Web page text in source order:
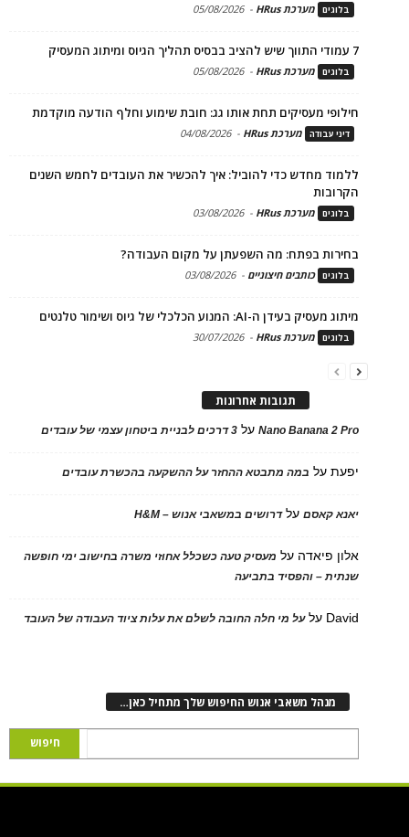
בלוגים מערכת HRus -
05/08/2026
7 עמודי התווך שיש להציב בבסיס תהליך הגיוס ומיתוג המעסיק
בלוגים מערכת HRus -
05/08/2026
חילופי מעסיקים תחת אותו גג: חובת שימוע וחלף הודעה מוקדמת
דיני עבודה מערכת HRus -
04/08/2026
ללמוד מחדש כדי להוביל: איך להכשיר את העובדים לחמש השנים
הקרובות
בלוגים מערכת HRus -
03/08/2026
בחירות בפתח: מה השפעתן על מקום העבודה?
בלוגים כותבים חיצוניים -
03/08/2026
מיתוג מעסיק בעידן ה-AI: המנוע הכלכלי של גיוס ושימור טלנטים
בלוגים מערכת HRus -
30/07/2026
תגובות אחרונות
Nano Banana 2 Proעל 3 דרכים לבניית ביטחון עצמי של עובדים
יפעתעל במה מתבטא ההחזר על ההשקעה בהכשרת עובדים
יאנא קאסםעלדרושים במשאבי אנוש – H&M
אלון פיאדה על מעסיק טעה כשכלל אחוזי משרה בחישוב ימי חופשה
שנתית – והפסיד בתביעה
David עלעל מי חלה החובה לשלם את עלות ציוד העבודה של העובד
מנהל משאבי אנוש החיפוש שלך מתחיל כאן…